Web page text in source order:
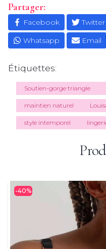
Partager:
Facebook Twitter
Whatsapp
Email
Étiquettes:
Soutien-gorge triangle
maintien naturel
style intemporel
-40%